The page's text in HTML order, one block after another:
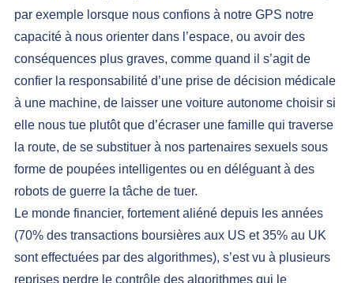
par exemple lorsque nous confions à notre GPS notre
capacité à nous orienter dans l’espace, ou avoir des
conséquences plus graves, comme quand il s’agit de
confier la responsabilité d’une prise de décision médicale
à une machine, de laisser une voiture autonome choisir si
elle nous tue plutôt que d’écraser une famille qui traverse
la route, de se substituer à nos partenaires sexuels sous
forme de poupées intelligentes ou en déléguant à des
robots de guerre la tâche de tuer.
Le monde financier, fortement aliéné depuis les années
(70% des transactions boursières aux US et 35% au UK
sont effectuées par des algorithmes), s’est vu à plusieurs
reprises perdre le contrôle des algorithmes qui le